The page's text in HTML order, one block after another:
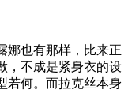
也有那样，比来正
，不成是紧身衣的设
若何。而拉克丝本身